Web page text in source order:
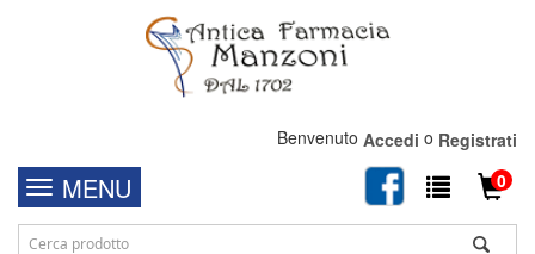
Benvenuto Accedi o Registrati
MENU 0